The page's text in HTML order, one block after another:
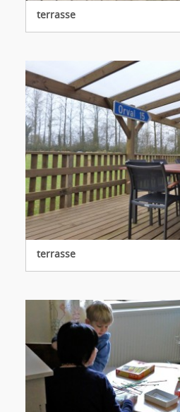
terrasse
terrasse